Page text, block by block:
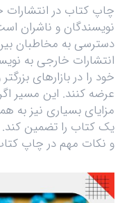
چاپ کتاب در انتشارات
نویسندگان و ناشران
دسترسی به مخاطبان
انتشارات خارجی به
خود را در بازارهای
عرضه کنند. این مسیر
مزایای بسیاری نیز به
یک کتاب را تضمین کند.
و نکات مهم در چاپ